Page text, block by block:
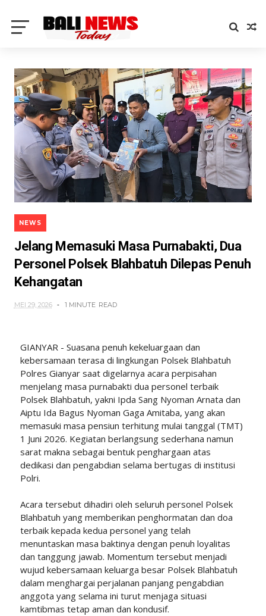
NEWS
Jelang Memasuki Masa Purnabakti, Dua
Personel Polsek Blahbatuh Dilepas Penuh
Kehangatan
MEI 29, 2026 1 MINUTE READ
GIANYAR - Suasana penuh kekeluargaan dan
kebersamaan terasa di lingkungan Polsek Blahbatuh
Polres Gianyar saat digelarnya acara perpisahan
menjelang masa purnabakti dua personel terbaik
Polsek Blahbatuh, yakni Ipda Sang Nyoman Arnata dan
Aiptu Ida Bagus Nyoman Gaga Amitaba, yang akan
memasuki masa pensiun terhitung mulai tanggal (TMT)
1 Juni 2026. Kegiatan berlangsung sederhana namun
sarat makna sebagai bentuk penghargaan atas
dedikasi dan pengabdian selama bertugas di institusi
Polri.
Acara tersebut dihadiri oleh seluruh personel Polsek
Blahbatuh yang memberikan penghormatan dan doa
terbaik kepada kedua personel yang telah
menuntaskan masa baktinya dengan penuh loyalitas
dan tanggung jawab. Momentum tersebut menjadi
wujud kebersamaan keluarga besar Polsek Blahbatuh
dalam menghargai perjalanan panjang pengabdian
anggota yang selama ini turut menjaga situasi
kamtibmas tetap aman dan kondusif.